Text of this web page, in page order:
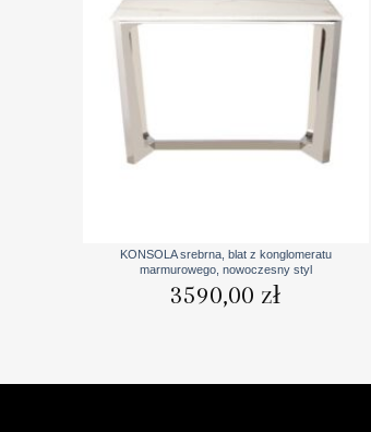
KONSOLA srebrna, blat z konglomeratu
marmurowego, nowoczesny styl
3590,00 zł